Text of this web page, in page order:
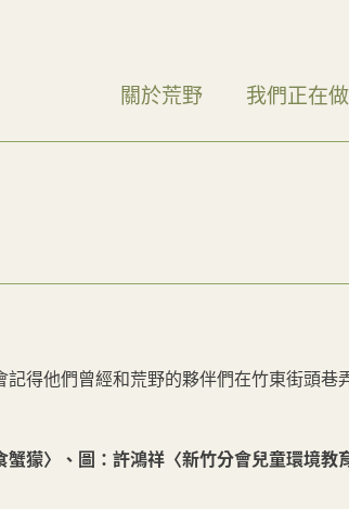
關於荒野 我們正在
得他們曾經和荒野的夥伴們在竹東街頭巷
獴〉、圖：許鴻祥〈新竹分會兒童環境教